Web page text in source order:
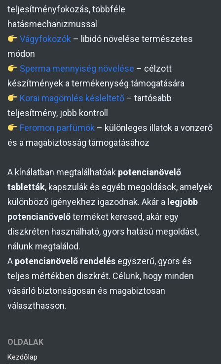
teljesítményfokozás, többféle
hatásmechanizmussal
Vágyfokozók – libidó növelése természetes
módon
Sperma mennyiség növelése – célzott
készítmények a termékenység támogatására
Korai magömlés késleltető– tartósabb
teljesítmény, jobb kontroll
Feromon parfümök – különleges illatok a vonzerő
és a magabiztosság támogatásához
A kínálatban megtalálhatóak potencianövelő
tabletták, kapszulák és egyéb megoldások, amelyek
különböző igényekhez igazodnak. Akár a legjobb
potencianövelőterméket keresed, akár egy
diszkréten használható, gyors hatású megoldást,
nálunk megtalálod.
A potencianövelő rendelés egyszerű, gyors és
teljes mértékben diszkrét. Célunk, hogy minden
vásárló biztonságosan és magabiztosan
választhasson.
OLDALAK
Kezdőlap